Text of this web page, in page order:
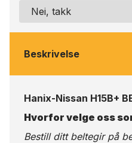
Beskrivelse
Hanix-Nissan H15B+
Hvorfor velge oss
Bestill ditt beltegir på